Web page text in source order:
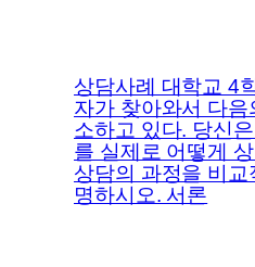
상담사례 대학교 4
자가 찾아와서 다음
소하고 있다. 당신
를 실제로 어떻게
상담의 과정을 비교
명하시오. 서론